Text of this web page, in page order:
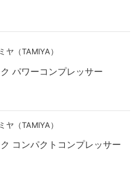
ヤ（TAMIYA）
パワーコンプレッサー
ヤ（TAMIYA）
コンパクトコンプレッサー